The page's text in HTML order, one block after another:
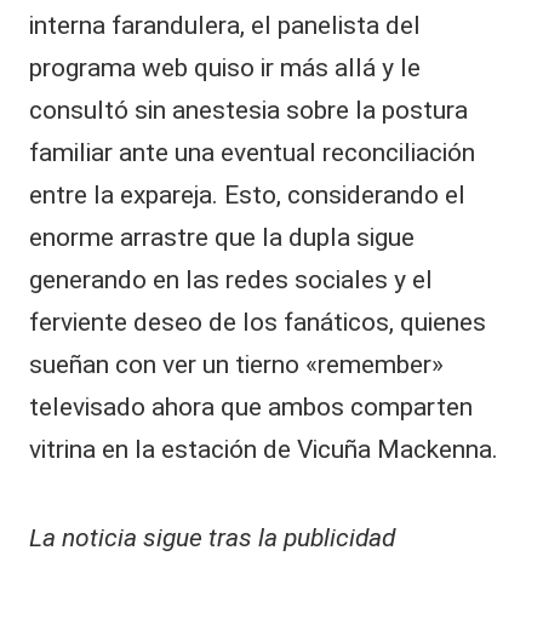
interna farandulera, el panelista del
programa web quiso ir más allá y le
consultó sin anestesia sobre la postura
familiar ante una eventual reconciliación
entre la expareja. Esto, considerando el
enorme arrastre que la dupla sigue
generando en las redes sociales y el
ferviente deseo de los fanáticos, quienes
sueñan con ver un tierno «remember»
televisado ahora que ambos comparten
vitrina en la estación de Vicuña Mackenna.
La noticia sigue tras la publicidad